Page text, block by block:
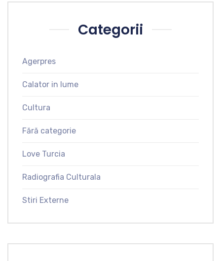
Categorii
Agerpres
Calator in lume
Cultura
Fără categorie
Love Turcia
Radiografia Culturala
Stiri Externe